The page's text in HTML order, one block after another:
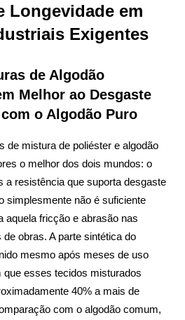
Longevidade em
Exigentes
de Algodão
Melhor ao Desgaste
o Algodão Puro
de mistura de poliéster e algodão
o melhor dos dois mundos: o
a resistência que suporta desgaste
simplesmente não é suficiente
aquela fricção e abrasão nas
obras. A parte sintética do
mesmo após meses de uso
que esses tecidos misturados
40% a mais de
com o algodão comum,